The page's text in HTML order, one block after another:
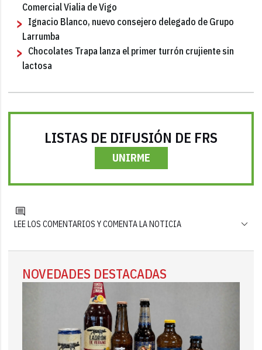
Comercial Vialia de Vigo
Ignacio Blanco, nuevo consejero delegado de Grupo
Larrumba
Chocolates Trapa lanza el primer turrón crujiente sin
lactosa
LISTAS DE DIFUSIÓN DE FRS
UNIRME
LEE LOS COMENTARIOS Y COMENTA LA NOTICIA
NOVEDADES DESTACADAS